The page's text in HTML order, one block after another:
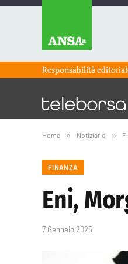
Responsabilità
Home » Notiziario »
FINANZA
Eni,
7 Gennaio 2025